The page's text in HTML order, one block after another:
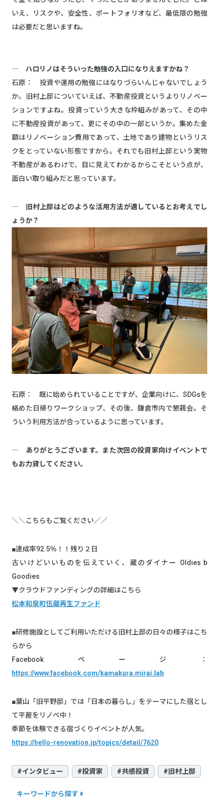
いえ、リスクや、安全性、ポートフォリオなど、最低限の勉強
は必要だと思いますね。
― ハロリノはそういった勉強の入口になりえますかね？
石原： 投資や運用の勉強にはなりづらいんじゃないでしょう
か。旧村上邸についていえば、不動産投資というよりリノベー
ションですよね。投資っていう大きな枠組みがあって、その中
に不動産投資があって、更にその中の一部というか。集めた金
額はリノベーション費用であって、土地であり建物というリス
クをとっていない形態ですから。それでも旧村上邸という実物
不動産があるわけで、目に見えてわかるからこそという点が、
面白い取り組みだと思っています。
― 旧村上邸はどのような活用方法が適しているとお考えでし
ょうか？
石原： 既に始められていることですが、企業向けに、SDGsを
絡めた日帰りワークショップ、その後、鎌倉市内で懇親会。そ
ういう利用方法が合っているように思っています。
― ありがとうございます。また次回の投資家向けイベントで
もお力貸してください。
＼＼こちらもご覧ください／／
■達成率92.5％！！残り２日
古いけどいいものを伝えていく、蔵のダイナー Oldies b
Goodies
▼クラウドファンディングの詳細はこちら
松本和泉町伍蔵再生ファンド
■研修施設としてご利用いただける旧村上邸の日々の様子はこち
らから
Facebookページ：
https://www.facebook.com/kamakura.mirai.lab
■葉山「旧平野邸」では「日本の暮らし」をテーマにした宿とし
て平屋をリノベ中！
季節を体験できる宿づくりイベントが人気。
https://hello-renovation.jp/topics/detail/7620
#インタビュー #投資家 #共感投資 #旧村上邸
キーワードから探す